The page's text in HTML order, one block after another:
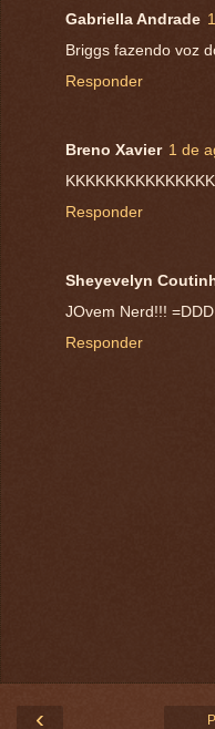
Gabriella Andrade
Briggs fazendo voz
Responder
Breno Xavier 1 de
Responder
Sheyevelyn
JOvem Nerd!!! =DDD
Responder
‹